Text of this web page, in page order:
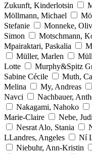
Zukunft, Kinderlotsin
Möllmann, Michael
Stefanie
Monneke,
Simon
Motschmann,
Mpairaktari, Paskalia
Müller, Marlen
Lotte
Murphy&Spitz
Sabine Cécile
Muth,
Melina
My, Andreas
Navci
Nachbauer,
Nakagami, Nahoko
Marie-Claire
Nebe,
Nesrat Alo, Stania
LLandres, Angeles
Ní
Niebuhr, Ann-Kristin